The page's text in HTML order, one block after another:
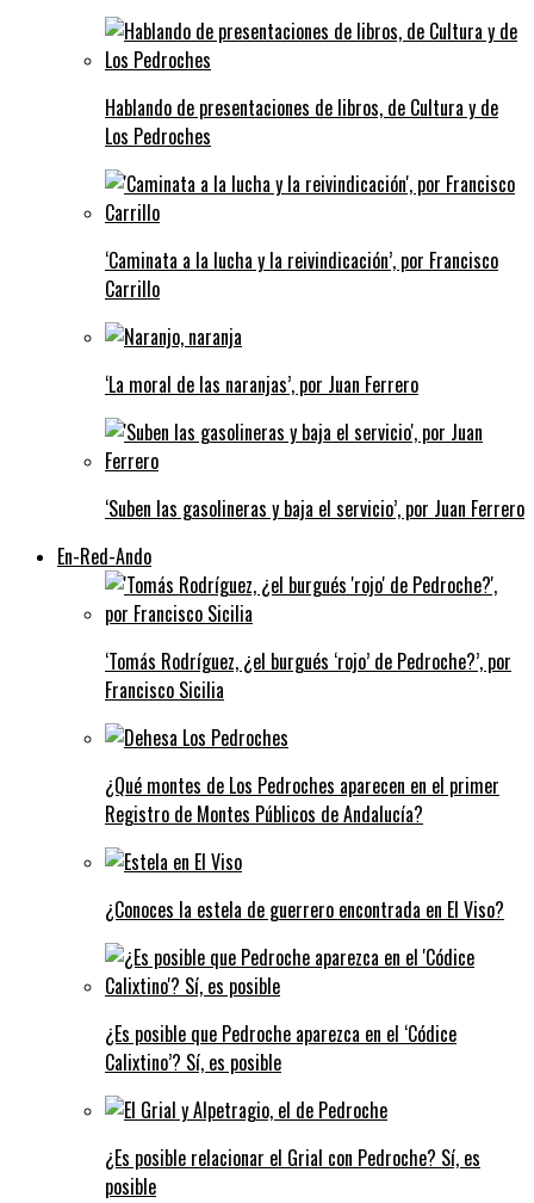
Hablando de presentaciones de libros, de Cultura y de
Los Pedroches
‘Caminata a la lucha y la reivindicación’, por Francisco
Carrillo
‘La moral de las naranjas’, por Juan Ferrero
‘Suben las gasolineras y baja el servicio’, por Juan Ferrero
En-Red-Ando
‘Tomás Rodríguez, ¿el burgués ‘rojo’ de Pedroche?’, por
Francisco Sicilia
¿Qué montes de Los Pedroches aparecen en el primer
Registro de Montes Públicos de Andalucía?
¿Conoces la estela de guerrero encontrada en El Viso?
¿Es posible que Pedroche aparezca en el ‘Códice
Calixtino’? Sí, es posible
¿Es posible relacionar el Grial con Pedroche? Sí, es
posible